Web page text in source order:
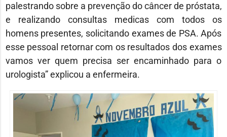
palestrando sobre a prevenção do câncer de próstata,
e realizando consultas medicas com todos os
homens presentes, solicitando exames de PSA. Após
esse pessoal retornar com os resultados dos exames
vamos ver quem precisa ser encaminhado para o
urologista” explicou a enfermeira.